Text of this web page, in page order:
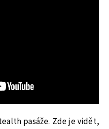
pasáže. Zde je vidět,